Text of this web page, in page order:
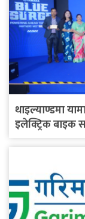
थाइल्याण्डमा
इलेक्ट्रिक बाइक